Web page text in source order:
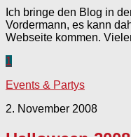
Ich bringe den Blog in
Vordermann, es kann
Webseite kommen.
1
Events & Partys
2. November 2008